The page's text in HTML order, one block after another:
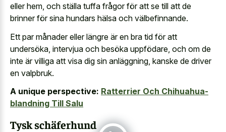
eller hem, och ställa tuffa frågor för att se till att de
brinner för sina hundars hälsa och välbefinnande.
Ett par månader eller längre är en bra tid för att
undersöka, intervjua och besöka uppfödare, och om de
inte är villiga att visa dig sin anläggning, kanske de driver
en valpbruk.
A unique perspective: Ratterrier Och Chihuahua-
blandning Till Salu
Tysk schäferhund